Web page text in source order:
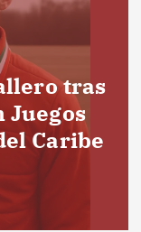
tras
Juegos
Caribe